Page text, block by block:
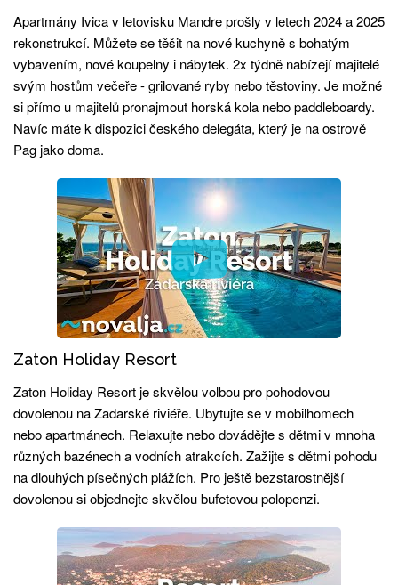
Apartmány Ivica v letovisku Mandre prošly v letech 2024 a 2025
rekonstrukcí. Můžete se těšit na nové kuchyně s bohatým
vybavením, nové koupelny i nábytek. 2x týdně nabízejí majitelé
svým hostům večeře - grilované ryby nebo těstoviny. Je možné
si přímo u majitelů pronajmout horská kola nebo paddleboardy.
Navíc máte k dispozici českého delegáta, který je na ostrově
Pag jako doma.
Zaton Holiday Resort
Zaton Holiday Resort je skvělou volbou pro pohodovou
dovolenou na Zadarské riviéře. Ubytujte se v mobilhomech
nebo apartmánech. Relaxujte nebo dovádějte s dětmi v mnoha
různých bazénech a vodních atrakcích. Zažijte s dětmi pohodu
na dlouhých písečných plážích. Pro ještě bezstarostnější
dovolenou si objednejte skvělou bufetovou polopenzi.